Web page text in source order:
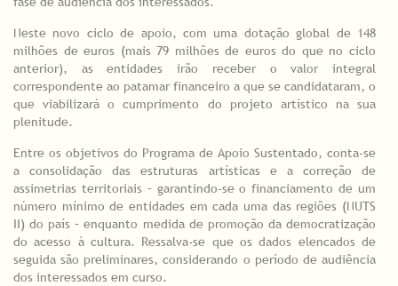
Neste novo ciclo de apoio, com uma dotação global de 148
milhões de euros (mais 79 milhões de euros do que no ciclo
anterior), as entidades irão receber o valor integral
correspondente ao patamar financeiro a que se candidataram, o
que viabilizará o cumprimento do projeto artístico na sua
plenitude.
Entre os objetivos do Programa de Apoio Sustentado, conta-se
a consolidação das estruturas artísticas e a correção de
assimetrias territoriais – garantindo-se o financiamento de um
número mínimo de entidades em cada uma das regiões (NUTS
II) do país – enquanto medida de promoção da democratização
do acesso à cultura. Ressalva-se que os dados elencados de
seguida são preliminares, considerando o período de audiência
dos interessados em curso.